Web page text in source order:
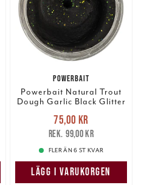
POWERBAIT
Powerbait Natural Trout
Dough Garlic Black Glitter
Nuvarande pris
75,00 krTidigare pris
99,00 kr
75,00 kr
99,00 kr
FLER ÄN 6 ST KVAR
LÄGG I VARUKORGEN